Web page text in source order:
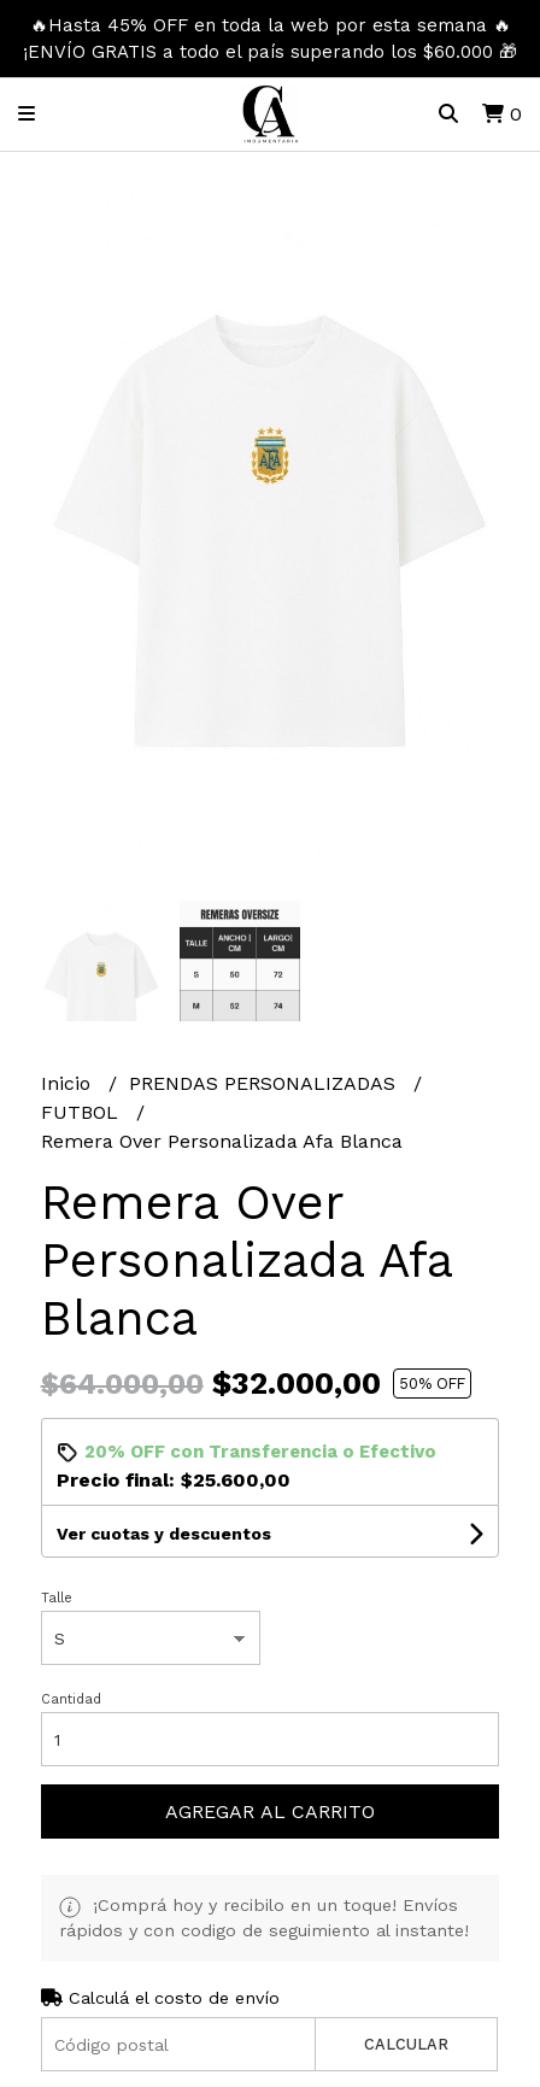
🔥Hasta 45% OFF en toda la web por esta semana 🔥
¡ENVÍO GRATIS a todo el país superando los $60.000 🎁
0
Inicio
PRENDAS PERSONALIZADAS
FUTBOL
Remera Over Personalizada Afa Blanca
Remera Over
Personalizada Afa
Blanca
$64.000,00$32.000,00 50% OFF
20% OFFcon Transferenciao Efectivo
Precio final: $25.600,00
Ver cuotas y descuentos
Talle
Cantidad
AGREGAR AL CARRITO
¡Comprá hoy y recibilo en un toque! Envíos
rápidos y con codigo de seguimiento al instante!
Calculá el costo de envío
CALCULAR